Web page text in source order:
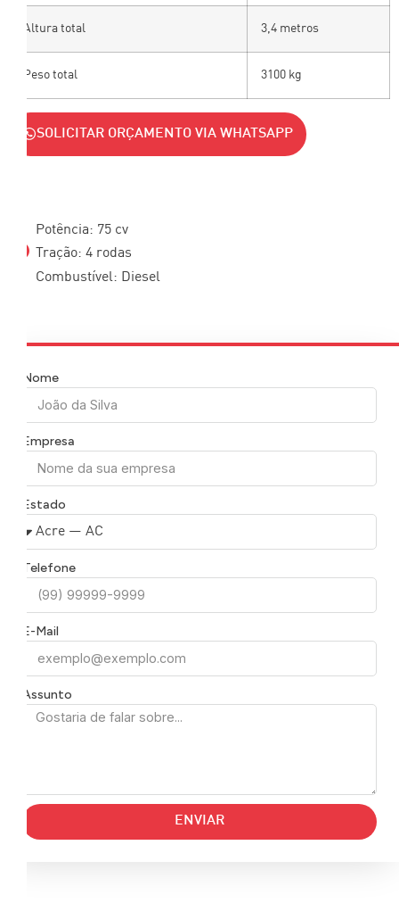
Altura total 3,4 metros
Peso total 3100 kg
SOLICITAR ORÇAMENTO VIA WHATSAPP
Potência: 75 cv
Tração: 4 rodas
Combustível: Diesel
Nome
Empresa
Estado
Telefone
E-Mail
Assunto
ENVIAR